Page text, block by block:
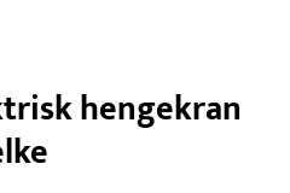
hengekran